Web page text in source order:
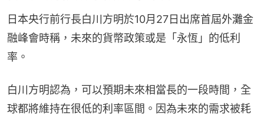
日本央行前行長白川方明於10月27日出席首屆外灘金
融峰會時稱，未來的貨幣政策或是「永恆」的低利
率。
白川方明認為，可以預期未來相當長的一段時間，全
球都將維持在很低的利率區間。因為未來的需求被耗